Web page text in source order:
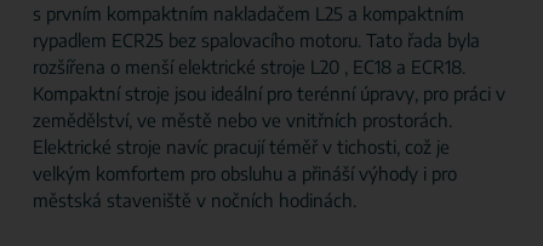
s prvním kompaktním nakladačem L25 a kompaktním
rypadlem ECR25 bez spalovacího motoru. Tato řada byla
rozšířena o menší elektrické stroje L20 , EC18 a ECR18.
Kompaktní stroje jsou ideální pro terénní úpravy, pro práci v
zemědělství, ve městě nebo ve vnitřních prostorách.
Elektrické stroje navíc pracují téměř v tichosti, což je
velkým komfortem pro obsluhu a přináší výhody i pro
městská staveniště v nočních hodinách.